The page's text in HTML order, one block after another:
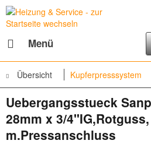
Menü
Übersicht Kupferpresssystem
Uebergangsstueck
28mm x 3/4"IG,Rotguss,
m.Pressanschluss